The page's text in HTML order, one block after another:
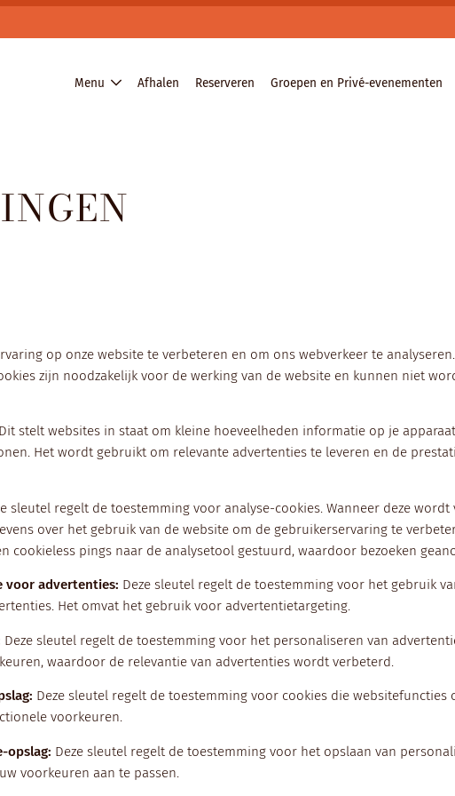
Menu Afhalen Reserveren Groepen en Privé-evenementen
op onze website te verbeteren en om ons webverkeer te analyseren.
zijn noodzakelijk voor de werking van de website en kunnen niet
Dit stelt websites in staat om kleine hoeveelheden informatie op je
Het wordt gebruikt om relevante advertenties te leveren en de
sleutel regelt de toestemming voor analyse-cookies. Wanneer deze
over het gebruik van de website om de gebruikerservaring te
cookieless pings naar de analysetool gestuurd, waardoor bezoeken
voor advertenties: Deze sleutel regelt de toestemming voor het gebruik
Het omvat het gebruik voor advertentietargeting.
Deze sleutel regelt de toestemming voor het personaliseren van
waardoor de relevantie van advertenties wordt verbeterd.
: Deze sleutel regelt de toestemming voor cookies die websitefuncties
voorkeuren.
opslag: Deze sleutel regelt de toestemming voor het opslaan van
voorkeuren aan te passen.